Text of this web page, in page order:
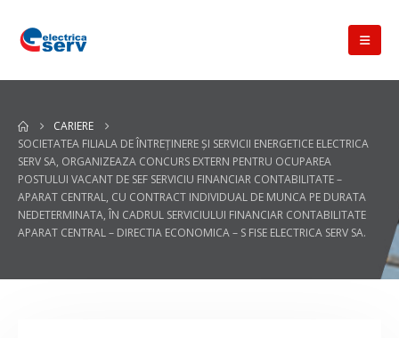
CARIERE
SOCIETATEA FILIALA DE ÎNTREŢINERE ŞI SERVICII ENERGETICE ELECTRICA
SERV SA, ORGANIZEAZA CONCURS EXTERN PENTRU OCUPAREA
POSTULUI VACANT DE SEF SERVICIU FINANCIAR CONTABILITATE –
APARAT CENTRAL, CU CONTRACT INDIVIDUAL DE MUNCA PE DURATA
NEDETERMINATA, ÎN CADRUL SERVICIULUI FINANCIAR CONTABILITATE
APARAT CENTRAL – DIRECTIA ECONOMICA – S FISE ELECTRICA SERV SA.